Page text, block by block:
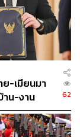
ย-เมียนมา
าน-งาน
62